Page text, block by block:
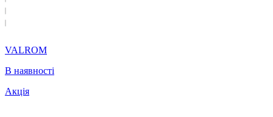
VALROM
В наявності
Акція